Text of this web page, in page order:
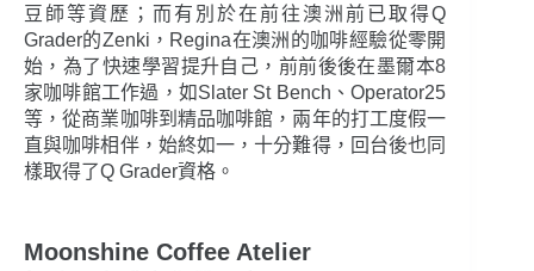
豆師等資歷；而有別於在前往澳洲前已取得Q
Grader的Zenki，Regina在澳洲的咖啡經驗從零開
始，為了快速學習提升自己，前前後後在墨爾本8
家咖啡館工作過，如Slater St Bench、Operator25
等，從商業咖啡到精品咖啡館，兩年的打工度假一
直與咖啡相伴，始終如一，十分難得，回台後也同
樣取得了Q Grader資格。
Moonshine Coffee Atelier